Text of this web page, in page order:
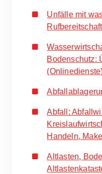
Unfälle mit
Rufbereitschaft
Bodenschutz:
Abfall:
Handeln,
Altlasten,